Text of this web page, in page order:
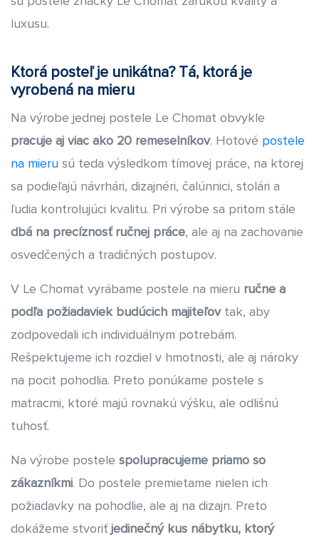
luxusu.
Ktorá posteľ je unikátna? Tá, ktorá je
vyrobená na mieru
Na výrobe jednej postele Le Chomat obvykle
pracuje aj viac ako 20 remeselníkov. Hotové postele
na mieru sú teda výsledkom tímovej práce, na ktorej
sa podieľajú návrhári, dizajnéri, čalúnnici, stolári a
ľudia kontrolujúci kvalitu. Pri výrobe sa pritom stále
dbá na precíznosť ručnej práce, ale aj na zachovanie
osvedčených a tradičných postupov.
V Le Chomat vyrábame postele na mieru ručne a
podľa požiadaviek budúcich majiteľovtak, aby
zodpovedali ich individuálnym potrebám.
Rešpektujeme ich rozdiel v hmotnosti, ale aj nároky
na pocit pohodlia. Preto ponúkame postele s
matracmi, ktoré majú rovnakú výšku, ale odlišnú
tuhosť.
Na výrobe postele spolupracujeme priamo so
zákazníkmi. Do postele premietame nielen ich
požiadavky na pohodlie, ale aj na dizajn. Preto
dokážeme stvoriťjedinečný kus nábytku, ktorý